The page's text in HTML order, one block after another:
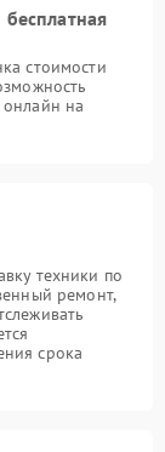
стоимости
на
техники по
ремонт,
срока